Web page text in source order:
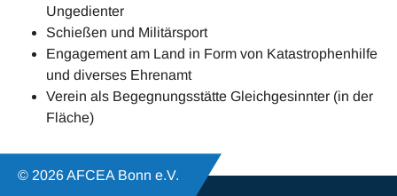
Ungedienter
Schießen und Militärsport
Engagement am Land in Form von Katastrophenhilfe
und diverses Ehrenamt
Verein als Begegnungsstätte Gleichgesinnter (in der
Fläche)
© 2026 AFCEA Bonn e.V.